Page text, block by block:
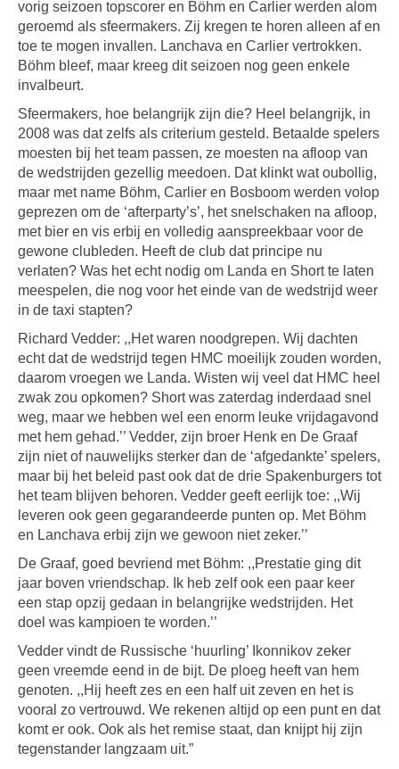
vorig seizoen topscorer en Böhm en Carlier werden alom
geroemd als sfeermakers. Zij kregen te horen alleen af en
toe te mogen invallen. Lanchava en Carlier vertrokken.
Böhm bleef, maar kreeg dit seizoen nog geen enkele
invalbeurt.
Sfeermakers, hoe belangrijk zijn die? Heel belangrijk, in
2008 was dat zelfs als criterium gesteld. Betaalde spelers
moesten bij het team passen, ze moesten na afloop van
de wedstrijden gezellig meedoen. Dat klinkt wat oubollig,
maar met name Böhm, Carlier en Bosboom werden volop
geprezen om de ‘afterparty’s’, het snelschaken na afloop,
met bier en vis erbij en volledig aanspreekbaar voor de
gewone clubleden. Heeft de club dat principe nu
verlaten? Was het echt nodig om Landa en Short te laten
meespelen, die nog voor het einde van de wedstrijd weer
in de taxi stapten?
Richard Vedder: ,,Het waren noodgrepen. Wij dachten
echt dat de wedstrijd tegen HMC moeilijk zouden worden,
daarom vroegen we Landa. Wisten wij veel dat HMC heel
zwak zou opkomen? Short was zaterdag inderdaad snel
weg, maar we hebben wel een enorm leuke vrijdagavond
met hem gehad.’’ Vedder, zijn broer Henk en De Graaf
zijn niet of nauwelijks sterker dan de ‘afgedankte’ spelers,
maar bij het beleid past ook dat de drie Spakenburgers tot
het team blijven behoren. Vedder geeft eerlijk toe: ,,Wij
leveren ook geen gegarandeerde punten op. Met Böhm
en Lanchava erbij zijn we gewoon niet zeker.’’
De Graaf, goed bevriend met Böhm: ,,Prestatie ging dit
jaar boven vriendschap. Ik heb zelf ook een paar keer
een stap opzij gedaan in belangrijke wedstrijden. Het
doel was kampioen te worden.’’
Vedder vindt de Russische ‘huurling’ Ikonnikov zeker
geen vreemde eend in de bijt. De ploeg heeft van hem
genoten. ,,Hij heeft zes en een half uit zeven en het is
vooral zo vertrouwd. We rekenen altijd op een punt en dat
komt er ook. Ook als het remise staat, dan knijpt hij zijn
tegenstander langzaam uit.”